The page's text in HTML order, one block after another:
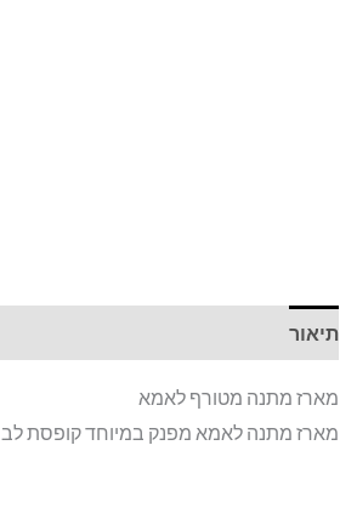
תיאור
מארז מתנה מטורף לאמא
מארז מתנה לאמא מפנק במיוחד קופסת לב